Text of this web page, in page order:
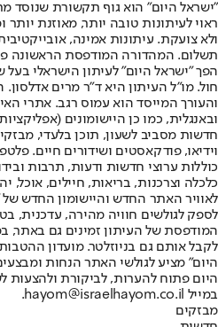
"ישראל היום" הוא גוף תקשורת שנוסד
ראוי לעיתונות טובה יותר, מאוזנת
ולא צועקת. עיתונות אמינה,
הפך "ישראל היום" לעיתון הישראלי
חול. מו"ל העיתון היא ד"ר מרים
והעורך המייסד הוא עמוס רגב. אתרי
חדשות מסביב לשעון, תוכן בלעדי,
וידיאו, פודקאסטים ושידורים חיים.
כוללות ערוצי חדשות ודעות, תרבות
לאוויר האתר החדש והיישומון החדש
לספק לגולשים חוויה מהירה, עדכנית,
המודפסת של העיתון זמינים גם באתר,
לקבל אותם גם בניוזלטר. מועדון
היום" מציע לגולשי האתר הנחות
היום פתוח להערות, לביקורת ולהצעות
במייל hayom@israelhayom.co.il.
מבזקים